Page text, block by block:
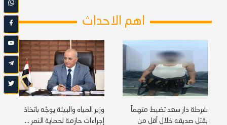
اهم الاحداث
شرطة دار سعد تضبط متهماً
بقتل صديقه خلال أقل من
وزير المياه والبيئة يوجّه باتخاذ
إجراءات حازمة لحماية النمر ...